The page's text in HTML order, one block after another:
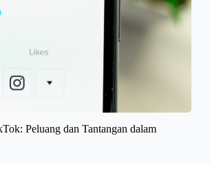
Peluang dan Tantangan dalam